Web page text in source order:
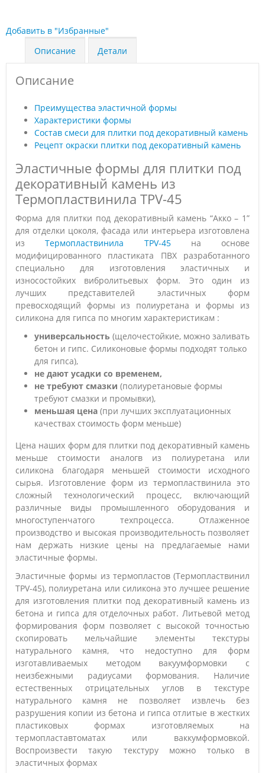
Добавить в "Избранные"
Описание
Детали
Описание
Преимущества эластичной формы
Характеристики формы
Состав смеси для плитки под декоративный камень
Рецепт окраски плитки под декоративный камень
Эластичные формы для плитки под
декоративный камень из
Термопластвинила TPV-45
Форма для плитки под декоративный камень “Акко – 1”
для отделки цоколя, фасада или интерьера изготовлена
изТермопластвинила TPV-45на основе
модифицированного пластиката ПВХ разработанного
специально для изготовления эластичных и
износостойких вибролитьевых форм. Это один из
лучших представителей эластичных форм
превосходящий формы из полиуретана и формы из
силикона для гипса по многим характеристикам :
универсальность (щелочестойкие, можно заливать
бетон и гипс. Силиконовые формы подходят только
для гипса),
не дают усадки со временем,
не требуют смазки (полиуретановые формы
требуют смазки и промывки),
меньшая цена (при лучших эксплуатационных
качествах стоимость форм меньше)
Цена наших форм для плитки под декоративный камень
меньше стоимости аналогв из полиуретана или
силикона благодаря меньшей стоимости исходного
сырья. Изготовление форм из термопластвинила это
сложный технологический процесс, включающий
различные виды промышленного оборудования и
многоступенчатого техпроцесса. Отлаженное
производство и высокая производительность позволяет
нам держать низкие цены на предлагаемые нами
эластичные формы.
Эластичные формы из термопластов (Термопластвинил
TPV-45), полиуретана или силикона это лучшее решение
для изготовления плитки под декоративный камень из
бетона и гипса для отделочных работ. Литьевой метод
формирования форм позволяет с высокой точностью
скопировать мельчайшие элементы текстуры
натурального камня, что недоступно для форм
изготавливаемых методом вакуумформовки с
неизбежными радиусами формования. Наличие
естественных отрицательных углов в текстуре
натурального камня не позволяет извлечь без
разрушения копии из бетона и гипса отлитые в жестких
пластиковых формах изготовляемых на
термопластавтоматах или ваккумформовкой.
Воспроизвести такую текстуру можно только в
эластичных формах